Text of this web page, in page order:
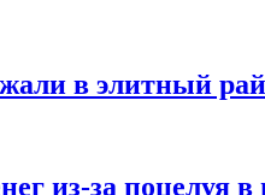
в элитный
из-за поцелуя в